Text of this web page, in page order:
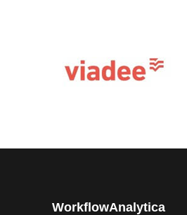
WorkflowAnalytica